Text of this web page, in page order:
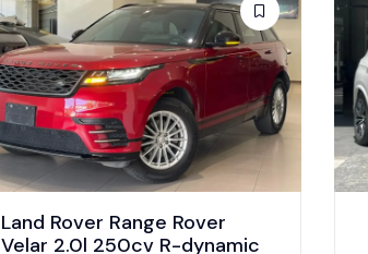
BMW X5 3.0 Xdrive45E M
Sport 2023